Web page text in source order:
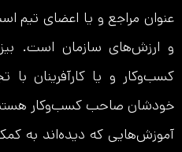
عنوان مراجع و یا اعضای تیم
و ارزش‌های سازمان است.
کسب‌و‌کار و یا کارآفرینان با
خودشان صاحب کسب‌و‌کار
آموزش‌هایی که دیده‌اند به